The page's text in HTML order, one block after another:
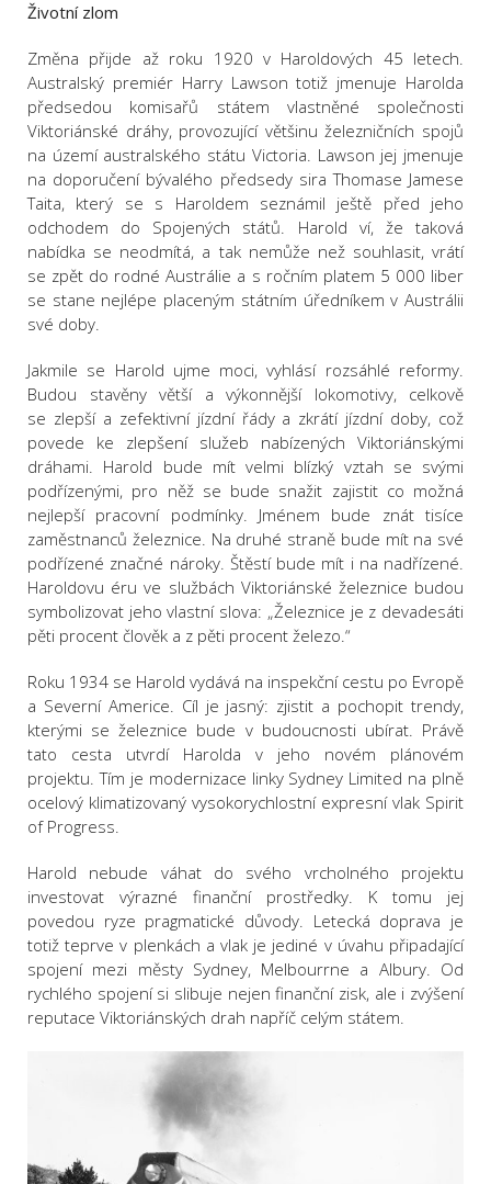
Životní zlom
Změna přijde až roku 1920 v Haroldových 45 letech.
Australský premiér Harry Lawson totiž jmenuje Harolda
předsedou komisařů státem vlastněné společnosti
Viktoriánské dráhy, provozující většinu železničních spojů
na území australského státu Victoria. Lawson jej jmenuje
na doporučení bývalého předsedy sira Thomase Jamese
Taita, který se s Haroldem seznámil ještě před jeho
odchodem do Spojených států. Harold ví, že taková
nabídka se neodmítá, a tak nemůže než souhlasit, vrátí
se zpět do rodné Austrálie a s ročním platem 5 000 liber
se stane nejlépe placeným státním úředníkem v Austrálii
své doby.
Jakmile se Harold ujme moci, vyhlásí rozsáhlé reformy.
Budou stavěny větší a výkonnější lokomotivy, celkově
se zlepší a zefektivní jízdní řády a zkrátí jízdní doby, což
povede ke zlepšení služeb nabízených Viktoriánskými
dráhami. Harold bude mít velmi blízký vztah se svými
podřízenými, pro něž se bude snažit zajistit co možná
nejlepší pracovní podmínky. Jménem bude znát tisíce
zaměstnanců železnice. Na druhé straně bude mít na své
podřízené značné nároky. Štěstí bude mít i na nadřízené.
Haroldovu éru ve službách Viktoriánské železnice budou
symbolizovat jeho vlastní slova: „Železnice je z devadesáti
pěti procent člověk a z pěti procent železo.“
Roku 1934 se Harold vydává na inspekční cestu po Evropě
a Severní Americe. Cíl je jasný: zjistit a pochopit trendy,
kterými se železnice bude v budoucnosti ubírat. Právě
tato cesta utvrdí Harolda v jeho novém plánovém
projektu. Tím je modernizace linky Sydney Limited na plně
ocelový klimatizovaný vysokorychlostní expresní vlak Spirit
of Progress.
Harold nebude váhat do svého vrcholného projektu
investovat výrazné finanční prostředky. K tomu jej
povedou ryze pragmatické důvody. Letecká doprava je
totiž teprve v plenkách a vlak je jediné v úvahu připadající
spojení mezi městy Sydney, Melbourrne a Albury. Od
rychlého spojení si slibuje nejen finanční zisk, ale i zvýšení
reputace Viktoriánských drah napříč celým státem.